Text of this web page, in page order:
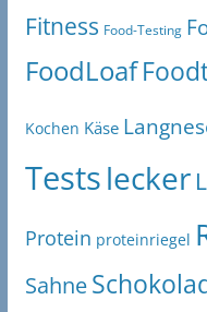
Fitness Food-Testing
FoodLoaf
Kochen Käse
Testslecker
Protein proteinriegel
Sahne